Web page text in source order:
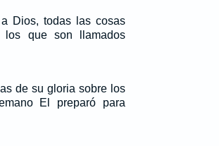
Dios, todas las cosas
los que son llamados
de su gloria sobre los
El preparó para